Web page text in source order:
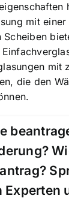
mit
Scheiben
mit
die den
Experten